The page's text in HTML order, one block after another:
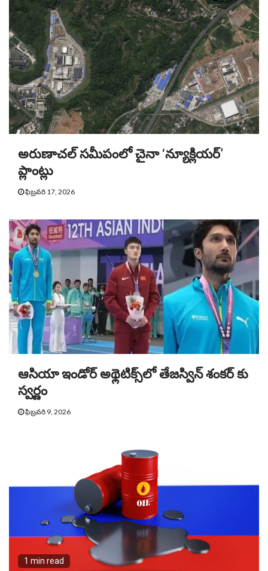
అరుణాచల్ సమీపంలో చైనా ‘న్యూక్లియర్’
ప్లాంట్లు
ఫిబ్రవరి 17, 2026
ఆసియా ఇండోర్ అథ్లెటిక్స్‌లో తేజస్విన్ శంకర్ కు
స్వర్ణం
ఫిబ్రవరి 9, 2026
1 min read